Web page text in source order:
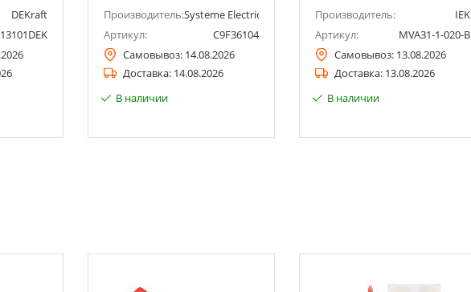
DEKraft
13101DEK
Производитель:Systeme Electric (ранее Schneider Electric)
Артикул:
C9F36104
Самовывоз: 14.08.2026
Доставка: 14.08.2026
В наличии
Производитель:
IEK
Артикул:
MVA31-1-020-B
Самовывоз: 13.08.2026
Доставка: 13.08.2026
В наличии